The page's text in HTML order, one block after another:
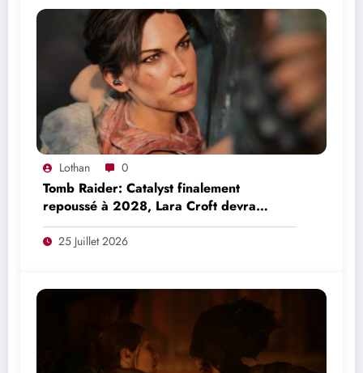
Lothan 0
Tomb Raider: Catalyst finalement
repoussé à 2028, Lara Croft devra
patienter une année de plus
25 Juillet 2026